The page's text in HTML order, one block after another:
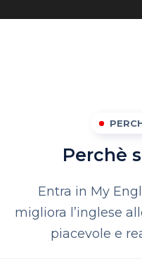
Perchè
Entra in My
migliora l’inglese
piacevole e